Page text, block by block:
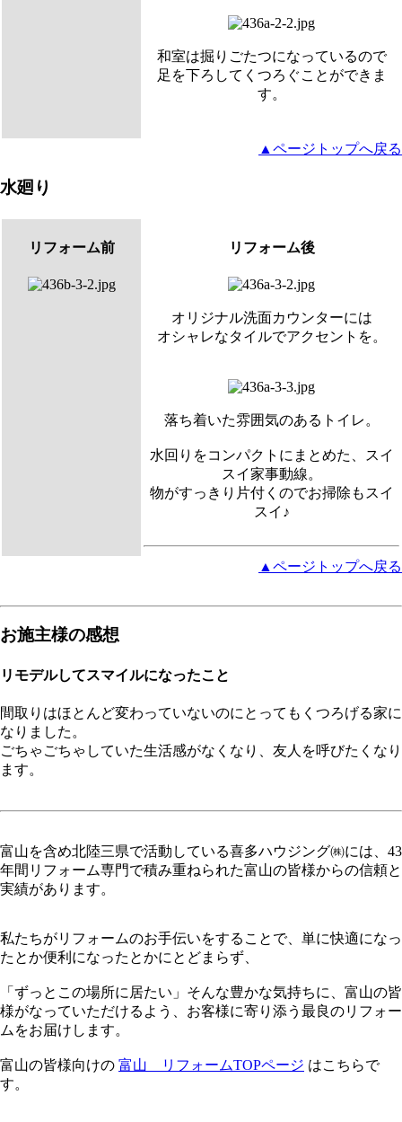
和室は掘りごたつになっているので
足を下ろしてくつろぐことができま
す。
▲ページトップへ戻る
水廻り
リフォーム前 リフォーム後
オリジナル洗面カウンターには
オシャレなタイルでアクセントを。
落ち着いた雰囲気のあるトイレ。
水回りをコンパクトにまとめた、スイ
スイ家事動線。
物がすっきり片付くのでお掃除もスイ
スイ♪
▲ページトップへ戻る
お施主様の感想
リモデルしてスマイルになったこと
間取りはほとんど変わっていないのにとってもくつろげる家に
なりました。
ごちゃごちゃしていた生活感がなくなり、友人を呼びたくなり
ます。
富山を含め北陸三県で活動している喜多ハウジング㈱には、43
年間リフォーム専門で積み重ねられた富山の皆様からの信頼と
実績があります。
私たちがリフォームのお手伝いをすることで、単に快適になっ
たとか便利になったとかにとどまらず、
「ずっとこの場所に居たい」そんな豊かな気持ちに、富山の皆
様がなっていただけるよう、お客様に寄り添う最良のリフォー
ムをお届けします。
富山の皆様向けの 富山 リフォームTOPページ はこちらで
す。